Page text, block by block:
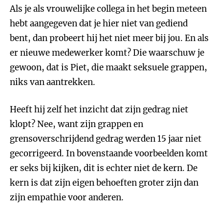
Als je als vrouwelijke collega in het begin meteen
hebt aangegeven dat je hier niet van gediend
bent, dan probeert hij het niet meer bij jou. En als
er nieuwe medewerker komt? Die waarschuw je
gewoon, dat is Piet, die maakt seksuele grappen,
niks van aantrekken.
Heeft hij zelf het inzicht dat zijn gedrag niet
klopt? Nee, want zijn grappen en
grensoverschrijdend gedrag werden 15 jaar niet
gecorrigeerd. In bovenstaande voorbeelden komt
er seks bij kijken, dit is echter niet de kern. De
kern is dat zijn eigen behoeften groter zijn dan
zijn empathie voor anderen.